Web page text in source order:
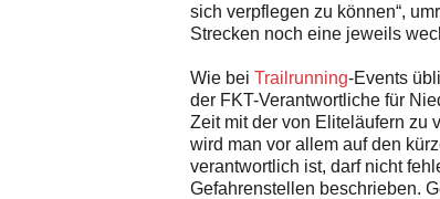
sich verpflegen zu können“,
Strecken noch eine jeweils
Wie bei Trailrunning-Events
der FKT-Verantwortliche für
Zeit mit der von Eliteläufern zu
wird man vor allem auf den
verantwortlich ist, darf nicht
Gefahrenstellen beschrieben.